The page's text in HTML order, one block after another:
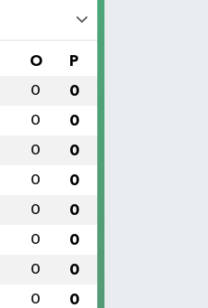
O P
0 0
0 0
0 0
0 0
0 0
0 0
0 0
0 0